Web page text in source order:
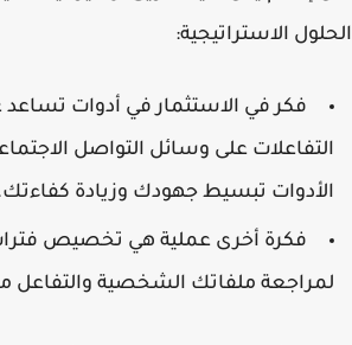
الاستراتيجية:
فكر في الاستثمار في أدوات تساعد
على وسائل التواصل
تبسيط جهودك وزيادة كفاءتك.
فكرة أخرى عملية هي تخصيص فترات
ملفاتك الشخصية والتفاعل